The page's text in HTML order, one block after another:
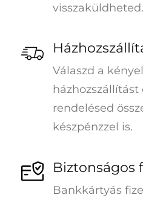
visszaküldheted.
Válaszd a
rendelésed
készpénzzel is.
Biztonságos
Bankkártyás